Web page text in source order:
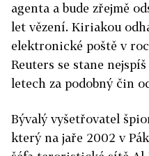
agenta a bude zřejmě
let vězení. Kiriakou
elektronické poště v
Reuters se stane
letech za podobný čin
Bývalý vyšetřovatel
který na jaře 2002 v